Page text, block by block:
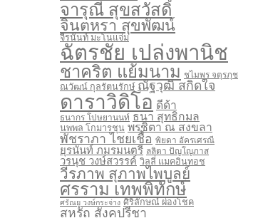
จารุณี สุขสวัสดิ์
จินตหรา สุขพัฒน์
จีรนันท์ มะโนแจ่ม
ฉัตรชัย เปล่งพานิช
ชาคริต แย้มนาม ชไมพร จตุรภุช
ณวัฒน์ กุลรัตนรักษ์ ณัฐวุฒิ สกิดใจ
ดาราวิดิโอ ดีด้า
ธนากร โปษยานนท์ ธนา สุทธิกมล
นพพล โกมารชุน พรชิตา ณ สงขลา
พัชราภา ไชยเชื้อ พิยดา อัครเศรณี
ยุรนันท์ ภมรมนตรี ลลิตา ปัญโญภาส
วรนุช วงษ์สวรรค์ วิลลี่ แมคอินทอช
วีรภาพ สุภาพไพบูลย์
ศรราม เทพพิทักษ์
ศรัณยู วงษ์กระจ่าง ศิริลักษณ์ ผ่องโชค
สหรัถ สังคปรีชา